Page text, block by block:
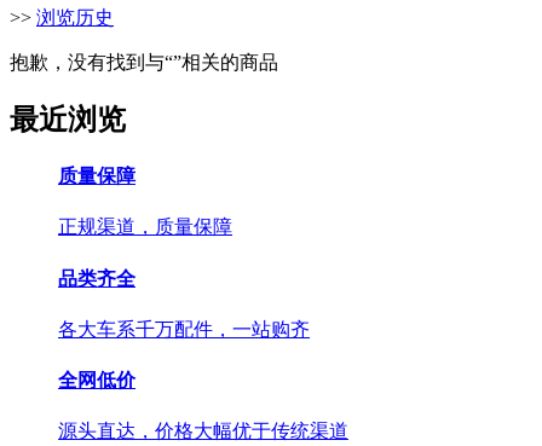
>> 浏览历史
抱歉，没有找到与“”相关的商品
最近浏览
质量保障
正规渠道，质量保障
品类齐全
各大车系千万配件，一站购齐
全网低价
源头直达，价格大幅优于传统渠道